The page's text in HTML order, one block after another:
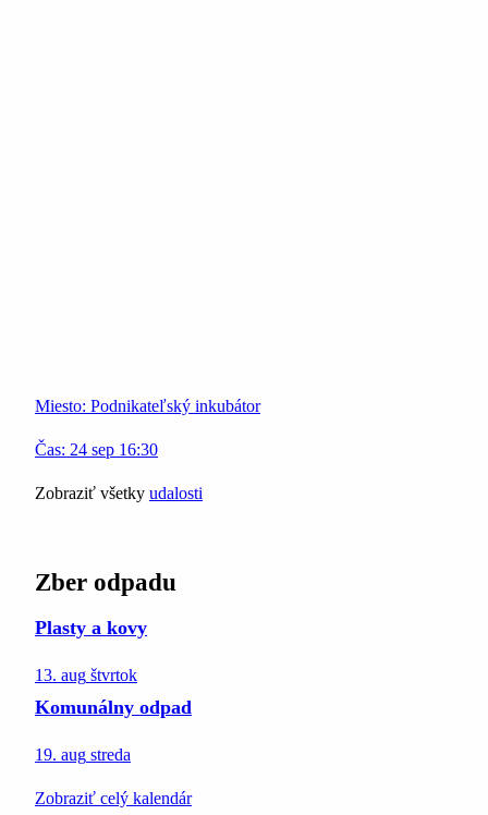
Miesto: Podnikateľský inkubátor
Čas: 24 sep 16:30
Zobraziť všetky udalosti
Zber odpadu
Plasty a kovy
13. aug štvrtok
Komunálny odpad
19. aug streda
Zobraziť celý kalendár